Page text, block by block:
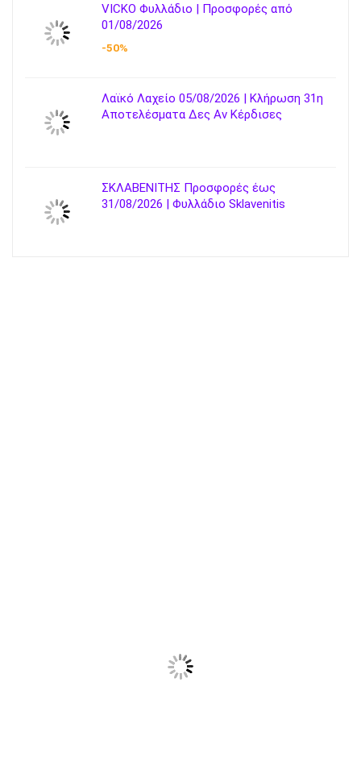
VICKO Φυλλάδιο | Προσφορές από
01/08/2026
-50%
Λαϊκό Λαχείο 05/08/2026 | Κλήρωση 31η
Αποτελέσματα Δες Αν Κέρδισες
ΣΚΛΑΒΕΝΙΤΗΣ Προσφορές έως
31/08/2026 | Φυλλάδιο Sklavenitis